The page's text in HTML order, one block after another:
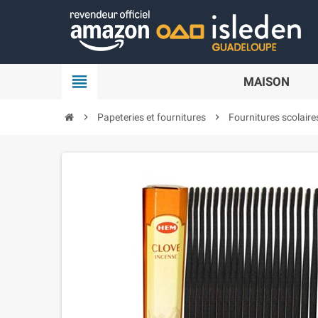
view_headline MAISON
chevron_right Papeteries et fournitures chevron_right Fournitures